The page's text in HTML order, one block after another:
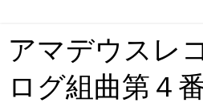
アマデウスレ
ログ組曲第４